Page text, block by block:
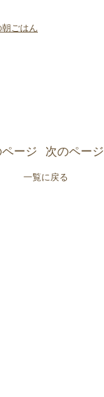
ごはん
ージ 次のページ
一覧に戻る